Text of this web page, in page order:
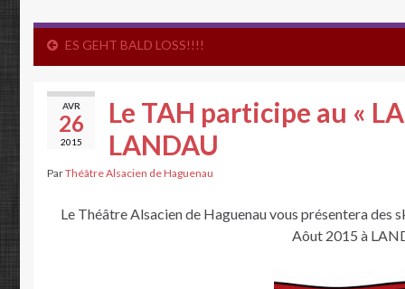
ES GEHT BALD LOSS!!!!
AVR
26
2015
Le TAH participe au «
LANDAU
ParThéâtre Alsacien de Haguenau
Le Théâtre Alsacien de Haguenau vous présentera des
Aôut 2015 à